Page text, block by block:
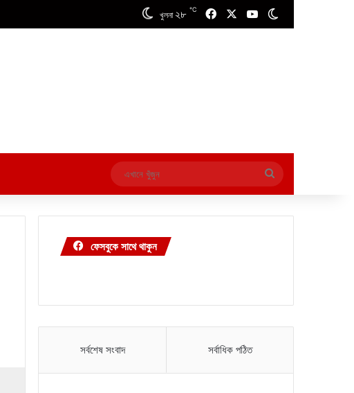
খুলনা ২৮ ℃ FacebookYouTube
এখানে
খুঁজুন
ফেসবুকে সাথে থাকুন
সর্বশেষ সংবাদ সর্বাধিক পঠিত